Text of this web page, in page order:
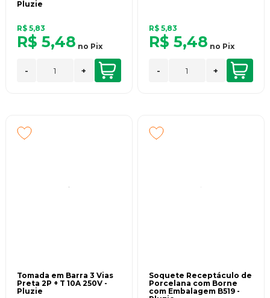
Pluzie
R$ 5,83
R$ 5,48 no Pix
- +
R$ 5,83
R$ 5,48 no Pix
- +
Tomada em Barra 3 Vias
Preta 2P + T 10A 250V -
Pluzie
Soquete Receptáculo de
Porcelana com Borne
com Embalagem B519 -